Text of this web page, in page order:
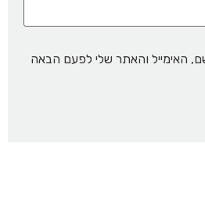
האימייל והאתר שלי לפעם הבאה